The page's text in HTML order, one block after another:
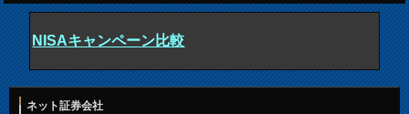
NISAキャンペーン比較
ネット証券会社